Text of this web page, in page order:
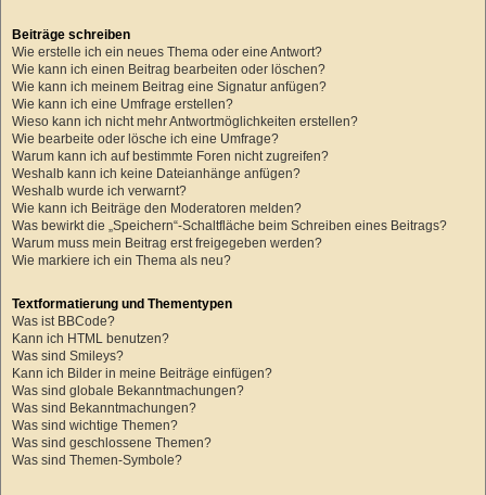
Beiträge schreiben
Wie erstelle ich ein neues Thema oder eine Antwort?
Wie kann ich einen Beitrag bearbeiten oder löschen?
Wie kann ich meinem Beitrag eine Signatur anfügen?
Wie kann ich eine Umfrage erstellen?
Wieso kann ich nicht mehr Antwortmöglichkeiten erstellen?
Wie bearbeite oder lösche ich eine Umfrage?
Warum kann ich auf bestimmte Foren nicht zugreifen?
Weshalb kann ich keine Dateianhänge anfügen?
Weshalb wurde ich verwarnt?
Wie kann ich Beiträge den Moderatoren melden?
Was bewirkt die „Speichern“-Schaltfläche beim Schreiben eines Beitrags?
Warum muss mein Beitrag erst freigegeben werden?
Wie markiere ich ein Thema als neu?
Textformatierung und Thementypen
Was ist BBCode?
Kann ich HTML benutzen?
Was sind Smileys?
Kann ich Bilder in meine Beiträge einfügen?
Was sind globale Bekanntmachungen?
Was sind Bekanntmachungen?
Was sind wichtige Themen?
Was sind geschlossene Themen?
Was sind Themen-Symbole?